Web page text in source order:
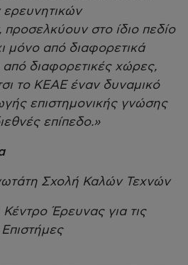
στο ίδιο πεδίο
μόνο από διαφορετικά
από διαφορετικές χώρες,
το ΚΕΑΕ έναν δυναμικό
επιστημονικής γνώσης
επίπεδο.»
Σχολή Καλών Τεχνών
Έρευνας για τις